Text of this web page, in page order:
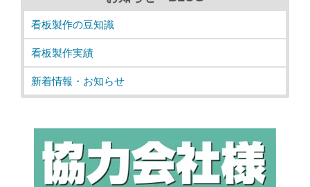
看板製作の豆知識
看板製作実績
新着情報・お知らせ